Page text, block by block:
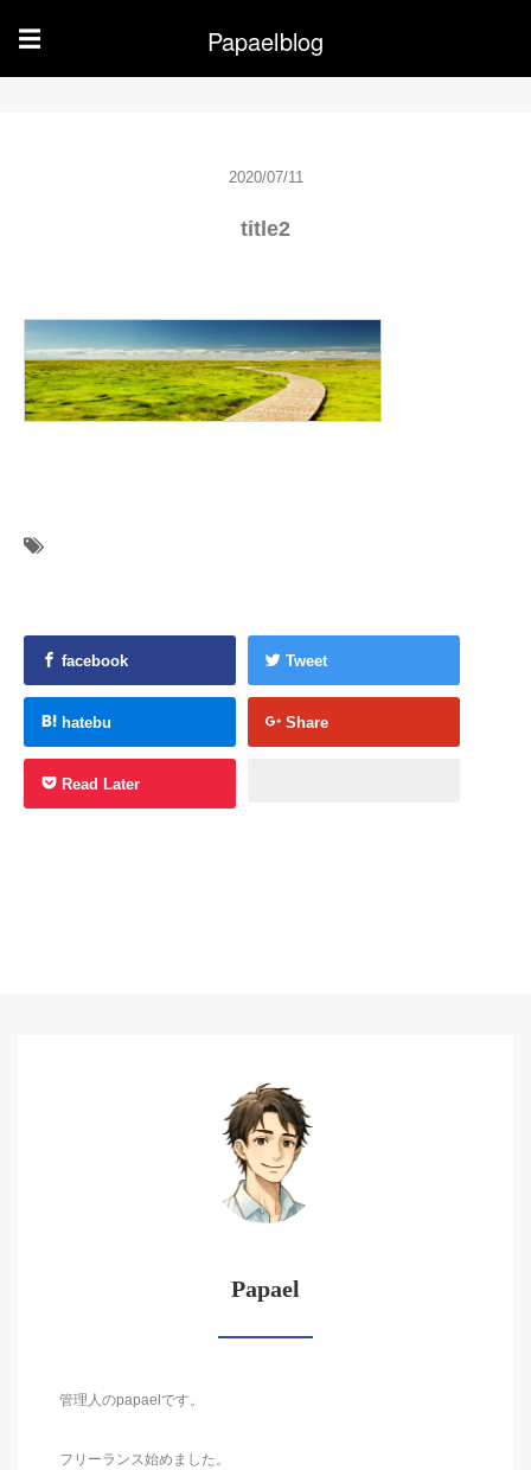
☰ Papaelblog
2020/07/11
title2
facebook Tweet
hatebu Share
Read Later
Papael
管理人のpapaelです。
フリーランス始めました。